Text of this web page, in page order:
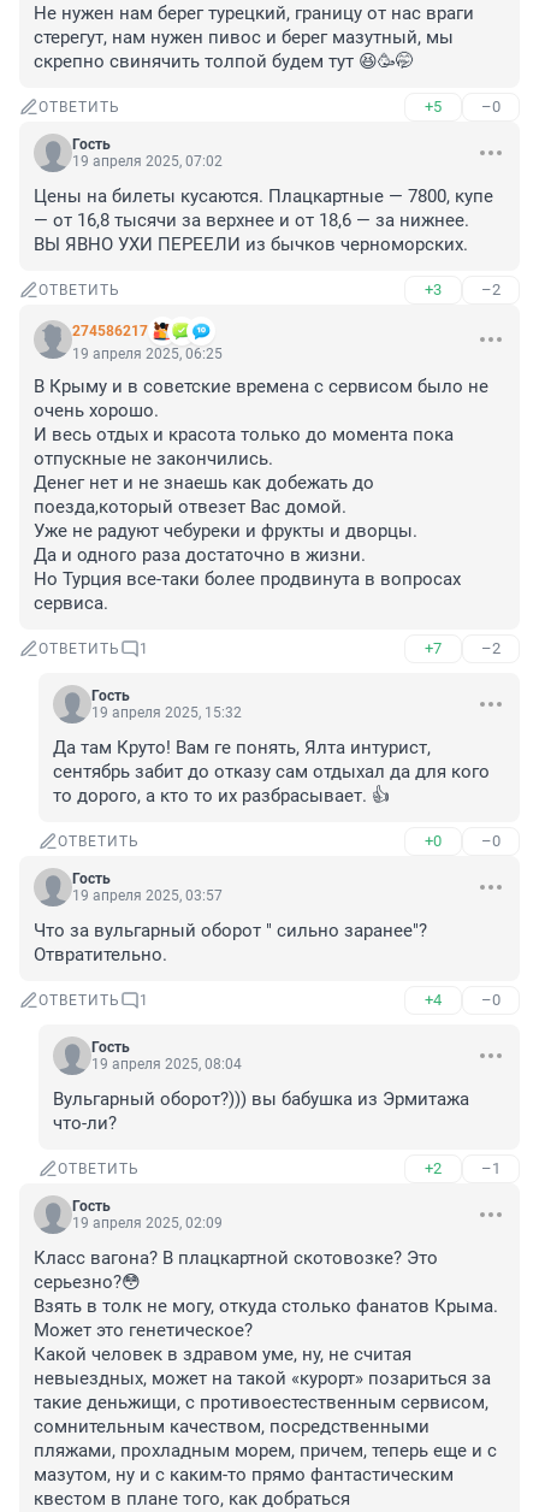
Не нужен нам берег турецкий, границу от нас враги
стерегут, нам нужен пивос и берег мазутный, мы
скрепно свинячить толпой будем тут 😆🥳🤭
ОТВЕТИТЬ +5 –0
Гость
19 апреля 2025, 07:02
Цены на билеты кусаются. Плацкартные — 7800, купе
— от 16,8 тысячи за верхнее и от 18,6 — за нижнее.
ВЫ ЯВНО УХИ ПЕРЕЕЛИ из бычков черноморских.
ОТВЕТИТЬ +3 –2
274586217
19 апреля 2025, 06:25
В Крыму и в советские времена с сервисом было не
очень хорошо.
И весь отдых и красота только до момента пока
отпускные не закончились.
Денег нет и не знаешь как добежать до
поезда,который отвезет Вас домой.
Уже не радуют чебуреки и фрукты и дворцы.
Да и одного раза достаточно в жизни.
Но Турция все-таки более продвинута в вопросах
сервиса.
ОТВЕТИТЬ 1 +7 –2
Гость
19 апреля 2025, 15:32
Да там Круто! Вам ге понять, Ялта интурист,
сентябрь забит до отказу сам отдыхал да для кого
то дорого, а кто то их разбрасывает. 👍
ОТВЕТИТЬ +0 –0
Гость
19 апреля 2025, 03:57
Что за вульгарный оборот " сильно заранее"?
Отвратительно.
ОТВЕТИТЬ 1 +4 –0
Гость
19 апреля 2025, 08:04
Вульгарный оборот?))) вы бабушка из Эрмитажа
что-ли?
ОТВЕТИТЬ +2 –1
Гость
19 апреля 2025, 02:09
Класс вагона? В плацкартной скотовозке? Это
серьезно?😳
Взять в толк не могу, откуда столько фанатов Крыма.
Может это генетическое?
Какой человек в здравом уме, ну, не считая
невыездных, может на такой «курорт» позариться за
такие деньжищи, с противоестественным сервисом,
сомнительным качеством, посредственными
пляжами, прохладным морем, причем, теперь еще и с
мазутом, ну и с каким-то прямо фантастическим
квестом в плане того, как добраться